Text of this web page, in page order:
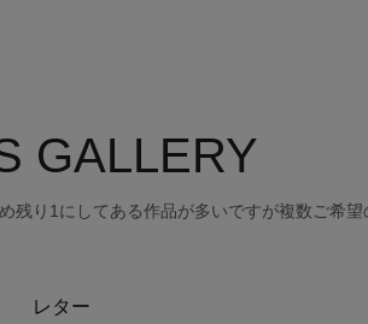
GALLERY
残り1にしてある作品が多いですが複数ご希
レター